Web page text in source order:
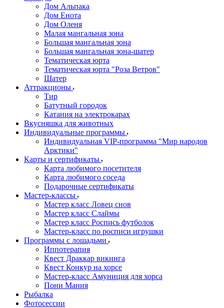
Дом Альпака
Дом Енота
Дом Оленя
Малая мангальная зона
Большая мангальная зона
Большая мангальная зона-шатер
Тематическая юрта
Тематическая юрта "Роза Ветров"
Шатер
Аттракционы
Тир
Батутный городок
Катания на электрокарах
Вкусняшка для животных
Индивидуальные программы
Индивидуальная VIP-программа "Мир народов
Арктики"
Карты и сертификаты
Карта любимого посетителя
Карта любимого соседа
Подарочные сертификаты
Мастер-классы
Мастер класс Ловец снов
Мастер класс Слаймы
Мастер класс Роспись футболок
Мастер-класс по росписи игрушки
Программы с лошадьми
Иппотерапия
Квест Драккар викинга
Квест Конкур на хорсе
Мастер-класс Амуниция для хорса
Пони Мания
Рыбалка
Фотосессии